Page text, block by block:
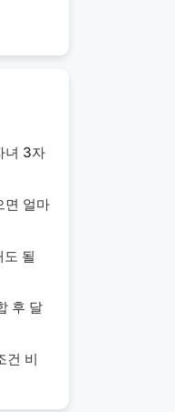
녀 3자
면 얼마
될
후 달
건 비